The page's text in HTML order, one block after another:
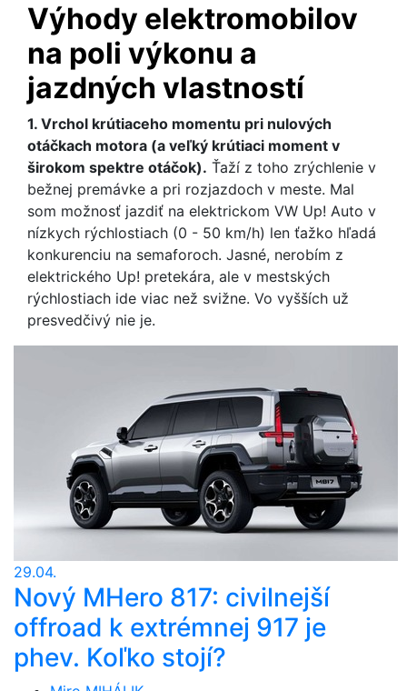
Výhody elektromobilov
na poli výkonu a
jazdných vlastností
1. Vrchol krútiaceho momentu pri nulových
otáčkach motora (a veľký krútiaci moment v
širokom spektre otáčok). Ťaží z toho zrýchlenie v
bežnej premávke a pri rozjazdoch v meste. Mal
som možnosť jazdiť na elektrickom VW Up! Auto v
nízkych rýchlostiach (0 - 50 km/h) len ťažko hľadá
konkurenciu na semaforoch. Jasné, nerobím z
elektrického Up! pretekára, ale v mestských
rýchlostiach ide viac než svižne. Vo vyšších už
presvedčivý nie je.
29.04.
Nový MHero 817: civilnejší
offroad k extrémnej 917 je
phev. Koľko stojí?